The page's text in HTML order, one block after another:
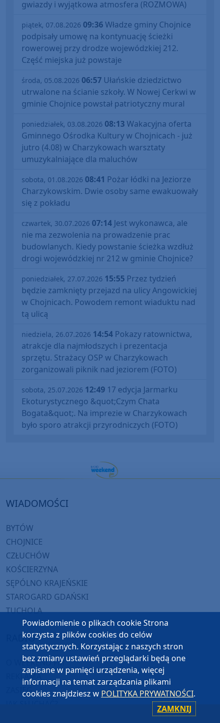
gwiazdy i wyjątkowa atmosfera (ROZMOWA)
piątek, 07.08.2026 09:36Władze gminy Chojnice
podpisały umowę na kontynuację ścieżki
rowerowej przy drodze wojewódzkiej 212.
Część miejska już powstaje
środa, 05.08.2026 06:57 Ułańskie dziedzictwo
utrwalone na ścianie szkoły. W Nowej Cerkwi w
gminie Chojnice powstał patriotyczny mural
poniedziałek, 03.08.2026 08:13Wakacyjna oferta
Gminnego Ośrodka Kultury w Chojnicach - już
jutro (4.08) w Charzykowach warsztaty
umuzykalniające dla maluchów
sobota, 01.08.2026 08:41 Pożar łódki na Jeziorze
Charzykowskim. Dwie osoby same ewakuowały
się z pokładu
czwartek, 30.07.2026 07:14 Jest wykonawca, ale
nie ma zezwolenia na prowadzenie prac
budowlanych. Kiedy powstanie ścieżka wzdłuż
drogi wojewódzkiej nr 212 w gminie Chojnice?
poniedziałek, 27.07.2026 15:55 Przez tydzień
będzie zamknięty przejazd na ulicy Angowickiej
w Chojnicach. Powodem remont wiaduktu nad
tą ulicą
niedziela, 26.07.2026 14:54 Pokazy ratownictwa,
atrakcje dla najmłodszych i prezentacja
sprzętu. Strażacy OSP w Charzykowach
zorganizowali piknik nad jeziorem (FOTO)
sobota, 25.07.2026 12:49 17 edycja Jarmarku
Ekoturystycznego &quot;Czym Chata
Bogata&quot;. Na imprezie w Charzykowach
było sporo atrakcji przyrodniczych (FOTO)
WIADOMOŚCI
BYTÓW
CHOJNICE
CZŁUCHÓW
KOŚCIERZYNA
SĘPÓLNO KRAJEŃSKIE
STAROGARD GDAŃSKI
TUCHOLA
RADIO
O WEEKEND FM
REKLAMA
ZASIĘG
Powiadomienie o plikach cookie Strona
korzysta z plików cookies do celów
statystycznych. Korzystając z naszych stron
bez zmiany ustawień przeglądarki będą one
zapisane w pamięci urządzenia, więcej
informacji na temat zarządzania plikami
cookies znajdziesz w POLITYKA PRYWATNOŚCI.
ZAMKNIJ